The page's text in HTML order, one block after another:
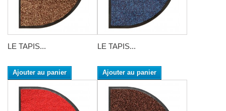
LE TAPIS...
Ajouter au panier
LE TAPIS...
Ajouter au panier